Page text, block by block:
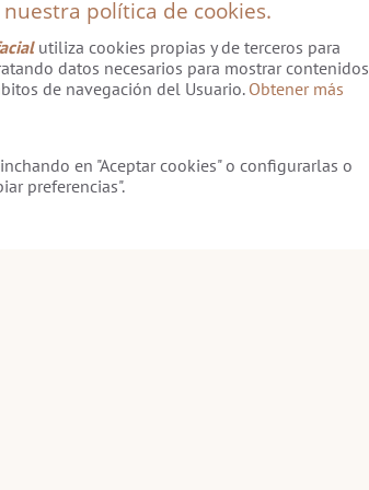
política de cookies.
utiliza cookies propias y de terceros para
datos necesarios para mostrar contenidos
de navegación del Usuario. Obtener más
en "Aceptar cookies" o configurarlas o
preferencias".